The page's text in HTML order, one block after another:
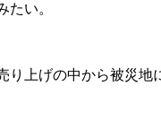
い。
上げの中から被災地